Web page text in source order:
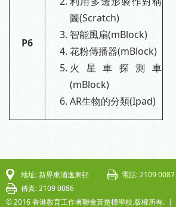
P6
圖(Scratch)
智能風扇(mBlock)
花粉傳播器(mBlock)
火星車探測車
(mBlock)
AR生物的分類(Ipad)
地址: 新界東涌逸東邨
電話: 2109 0087
傳真: 2109 0086
© 2016 香港教育工作者聯會黃楚標學校.版權所有. |